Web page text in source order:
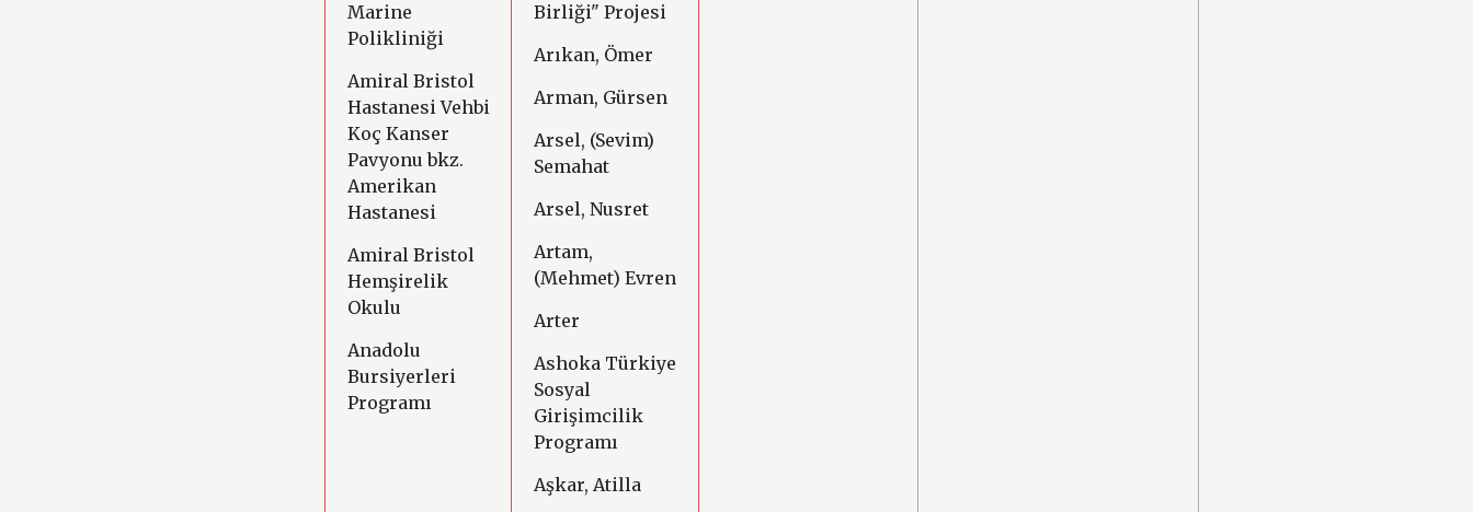
Marine
Polikliniği
Amiral Bristol
Hastanesi Vehbi
Koç Kanser
Pavyonu bkz.
Amerikan
Hastanesi
Amiral Bristol
Hemşirelik
Okulu
Anadolu
Bursiyerleri
Programı
Birliği" Projesi
Arıkan, Ömer
Arman, Gürsen
Arsel, (Sevim)
Semahat
Arsel, Nusret
Artam,
(Mehmet) Evren
Arter
Ashoka Türkiye
Sosyal
Girişimcilik
Programı
Aşkar, Atilla